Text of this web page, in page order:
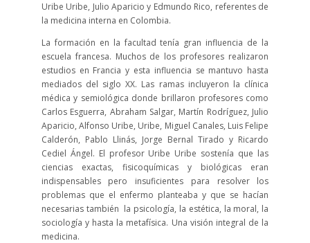
Uribe Uribe, Julio Aparicio y Edmundo Rico, referentes de
la medicina interna en Colombia.
La formación en la facultad tenía gran influencia de la
escuela francesa. Muchos de los profesores realizaron
estudios en Francia y esta influencia se mantuvo hasta
mediados del siglo XX. Las ramas incluyeron la clínica
médica y semiológica donde brillaron profesores como
Carlos Esguerra, Abraham Salgar, Martín Rodríguez, Julio
Aparicio, Alfonso Uribe, Uribe, Miguel Canales, Luis Felipe
Calderón, Pablo Llinás, Jorge Bernal Tirado y Ricardo
Cediel Ángel. El profesor Uribe Uribe sostenía que las
ciencias exactas, fisicoquímicas y biológicas eran
indispensables pero insuficientes para resolver los
problemas que el enfermo planteaba y que se hacían
necesarias también la psicología, la estética, la moral, la
sociología y hasta la metafísica. Una visión integral de la
medicina.